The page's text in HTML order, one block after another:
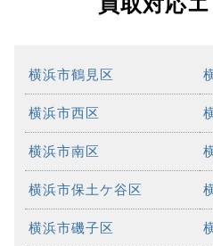
横浜市鶴見区
横浜市西区
横浜市南区
横浜市保土ケ谷区
横浜市磯子区